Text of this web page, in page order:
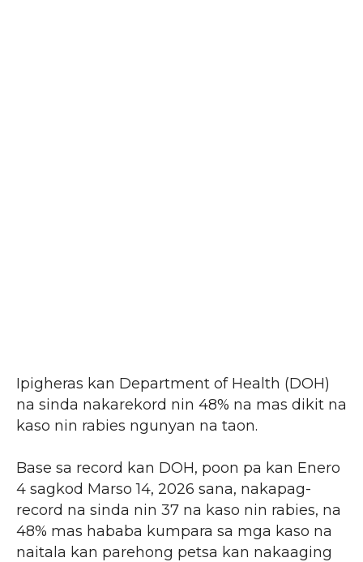
Ipigheras kan Department of Health (DOH)
na sinda nakarekord nin 48% na mas dikit na
kaso nin rabies ngunyan na taon.
Base sa record kan DOH, poon pa kan Enero
4 sagkod Marso 14, 2026 sana, nakapag-
record na sinda nin 37 na kaso nin rabies, na
48% mas hababa kumpara sa mga kaso na
naitala kan parehong petsa kan nakaaging